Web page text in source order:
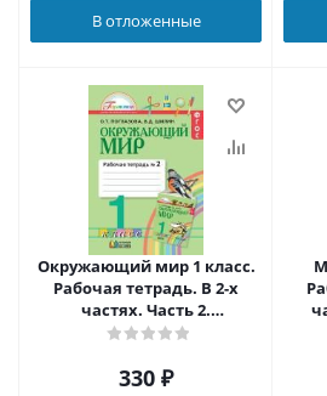
В отложенные
Окружающий мир 1 класс.
Рабочая тетрадь. В 2-х
частях. Часть 2.
Интегрированный курс.
330 ₽